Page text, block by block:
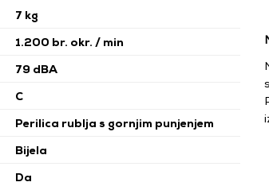
7 kg
1.200 br. okr. / min
79 dBA
C
Perilica rublja s gornjim punjenjem
Bijela
Da